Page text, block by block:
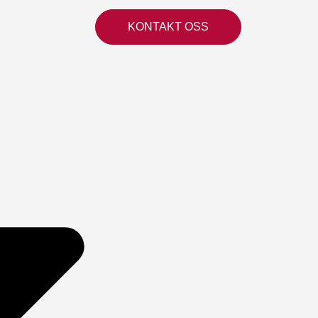
KONTAKT OSS